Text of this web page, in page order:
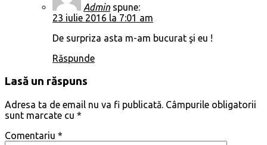
Admin spune:
23 iulie 2016 la 7:01 am
De surpriza asta m-am bucurat şi eu !
Răspunde
Lasă un răspuns
Adresa ta de email nu va fi publicată. Câmpurile obligatorii
sunt marcate cu *
Comentariu *